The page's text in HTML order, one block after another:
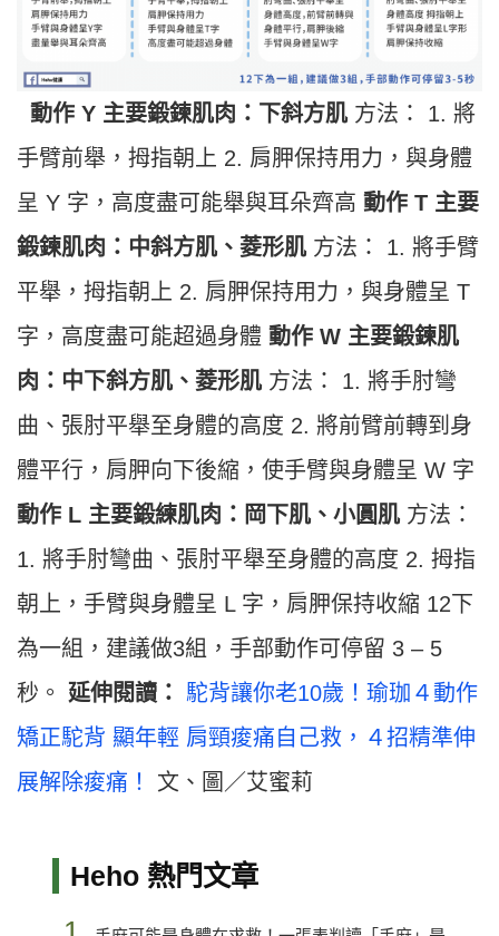
動作 Y 主要鍛鍊肌肉：下斜方肌 方法： 1. 將
手臂前舉，拇指朝上 2. 肩胛保持用力，與身體
呈 Y 字，高度盡可能舉與耳朵齊高 動作 T 主要
鍛鍊肌肉：中斜方肌、菱形肌 方法： 1. 將手臂
平舉，拇指朝上 2. 肩胛保持用力，與身體呈 T
字，高度盡可能超過身體 動作 W 主要鍛鍊肌
肉：中下斜方肌、菱形肌 方法： 1. 將手肘彎
曲、張肘平舉至身體的高度 2. 將前臂前轉到身
體平行，肩胛向下後縮，使手臂與身體呈 W 字
動作 L 主要鍛練肌肉：岡下肌、小圓肌 方法：
1. 將手肘彎曲、張肘平舉至身體的高度 2. 拇指
朝上，手臂與身體呈 L 字，肩胛保持收縮 12下
為一組，建議做3組，手部動作可停留 3 – 5
秒。 延伸閱讀： 駝背讓你老10歲！瑜珈４動作
矯正駝背 顯年輕 肩頸痠痛自己救，４招精準伸
展解除痠痛！
文、圖／艾蜜莉
Heho 熱門文章